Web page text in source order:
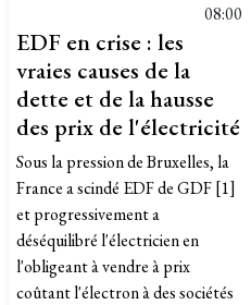
08:00
EDF en crise : les
vraies causes de la
dette et de la hausse
des prix de l'électricité
Sous la pression de Bruxelles, la
France a scindé EDF de GDF [1]
et progressivement a
déséquilibré l'électricien en
l'obligeant à vendre à prix
coûtant l'électron à des sociétés